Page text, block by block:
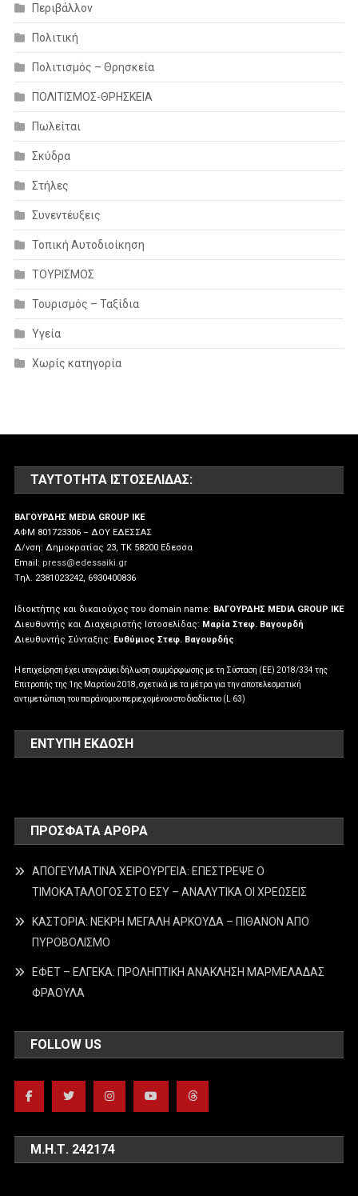
Περιβάλλον
Πολιτική
Πολιτισμός – Θρησκεία
ΠΟΛΙΤΙΣΜΟΣ-ΘΡΗΣΚΕΙΑ
Πωλείται
Σκύδρα
Στήλες
Συνεντέυξεις
Τοπική Αυτοδιοίκηση
ΤΟΥΡΙΣΜΟΣ
Τουρισμός – Ταξίδια
Υγεία
Χωρίς κατηγορία
ΤΑΥΤΌΤΗΤΑ ΙΣΤΟΣΕΛΊΔΑΣ:
ΒΑΓΟΥΡΔΗΣ MEDIA GROUP IKE
ΑΦΜ 801723306 – ΔΟΥ ΕΔΕΣΣΑΣ
Δ/νση: Δημοκρατίας 23, ΤΚ 58200 Εδεσσα
Email: press@edessaiki.gr
Tηλ. 2381023242, 6930400836
Ιδιοκτήτης και δικαιούχος του domain name: ΒΑΓΟΥΡΔΗΣ MEDIA GROUP IKE
Διευθυντής και Διαχειριστής Ιστοσελίδας: Μαρία Στεφ. Βαγουρδή
Διευθυντής Σύνταξης: Ευθύμιος Στεφ. Βαγουρδής
Η επιχείρηση έχει υπογράψει δήλωση συμμόρφωσης με τη Σύσταση (ΕΕ) 2018/334 της
Επιτροπής της 1ης Μαρτίου 2018, σχετικά με τα μέτρα για την αποτελεσματική
αντιμετώπιση του παράνομου περιεχομένου στο διαδίκτυο (L 63)
ΕΝΤΥΠΗ ΕΚΔΟΣΗ
ΠΡΌΣΦΑΤΑ ΆΡΘΡΑ
ΑΠΟΓΕΥΜΑΤΙΝΑ ΧΕΙΡΟΥΡΓΕΙΑ: ΕΠΕΣΤΡΕΨΕ Ο
ΤΙΜΟΚΑΤΑΛΟΓΟΣ ΣΤΟ ΕΣΥ – ΑΝΑΛΥΤΙΚΑ ΟΙ ΧΡΕΩΣΕΙΣ
ΚΑΣΤΟΡΙΑ: ΝΕΚΡΗ ΜΕΓΑΛΗ ΑΡΚΟΥΔΑ – ΠΙΘΑΝΟΝ ΑΠΟ
ΠΥΡΟΒΟΛΙΣΜΟ
ΕΦΕΤ – ΕΛΓΕΚΑ: ΠΡΟΛΗΠΤΙΚΗ ΑΝΑΚΛΗΣΗ ΜΑΡΜΕΛΑΔΑΣ
ΦΡΑΟΥΛΑ
FOLLOW US
Μ.Η.Τ. 242174